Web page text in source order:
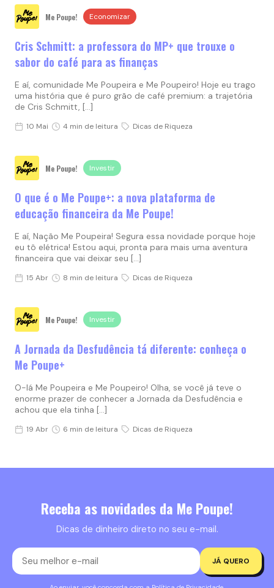
Me Poupe! Economizar
Cris Schmitt: a professora do MP+ que trouxe o
sabor do café para as finanças
E aí, comunidade Me Poupeira e Me Poupeiro! Hoje eu trago
uma história que é puro grão de café premium: a trajetória
de Cris Schmitt, […]
10 Mai 4 min de leitura Dicas de Riqueza
Me Poupe! Investir
O que é o Me Poupe+: a nova plataforma de
educação financeira da Me Poupe!
E aí, Nação Me Poupeira! Segura essa novidade porque hoje
eu tô elétrica! Estou aqui, pronta para mais uma aventura
financeira que vai deixar seu […]
15 Abr 8 min de leitura Dicas de Riqueza
Me Poupe! Investir
A Jornada da Desfudência tá diferente: conheça o
Me Poupe+
O-lá Me Poupeira e Me Poupeiro! Olha, se você já teve o
enorme prazer de conhecer a Jornada da Desfudência e
achou que ela tinha […]
19 Abr 6 min de leitura Dicas de Riqueza
Receba as novidades da Me Poupe!
Dicas de dinheiro direto no seu e-mail.
JÁ QUERO